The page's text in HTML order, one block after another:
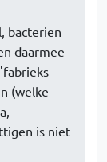
bacterien
daarmee
(welke
is niet